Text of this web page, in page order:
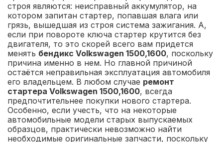
строя являются: неисправный аккумулятор, на
котором запитан стартер, попавшая влага или
грязь, вышедшая из строя система зажигания. А,
если при повороте ключа стартер крутится без
двигателя, то это скорей всего вам придется
менять бендикс Volkswagen 1500,1600, поскольку
причина именно в нем. Но главной причиной
остаётся неправильная эксплуатация автомобиля
его владельцем. В любом случае ремонт
стартера Volkswagen 1500,1600, всегда
предпочтительнее покупки нового стартера.
Особенно, если учесть, что на некоторые
автомобильные модели старых выпускаемых
образцов, практически невозможно найти
необходимые оригинальные запчасти, поскольку